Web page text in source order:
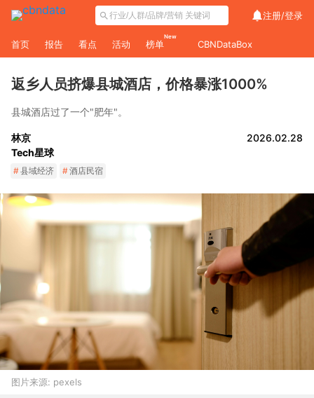
注册/登录
首页 报告 看点 活动 榜单
New
CBNDataBox
返乡人员挤爆县城酒店，价格暴涨1000%
县城酒店过了一个"肥年"。
林京
Tech星球
2026.02.28
#县域经济 #酒店民宿
图片来源: pexels